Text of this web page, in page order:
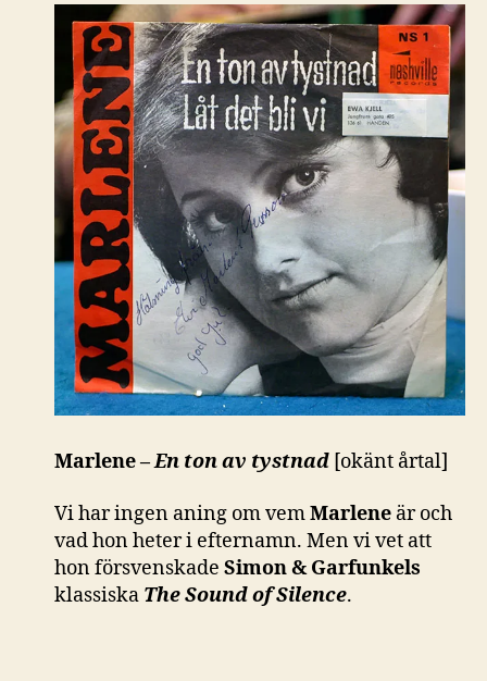
Marlene –En ton av tystnad [okänt årtal]
Vi har ingen aning om vemMarlene är och
vad hon heter i efternamn. Men vi vet att
hon försvenskade Simon & Garfunkels
klassiska The Sound of Silence.